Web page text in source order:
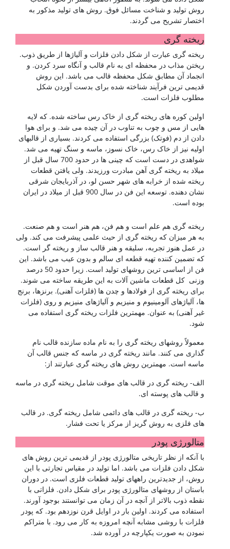
روش تولید و شناخت مسائل فوق. روش های تولید مذکور به
اختصار تشریح می گردند.
ریخته گری
ریخته گری عبارت از شکل دادن فلزات و آلیاژها از طریق ذوب.
ریختن مذاب در محفظه ای به نام قالب و آنگاه سرد کردن. و
انجماد آن مطابق شکل محفظه قالب می باشد. این روش
قدیمی ترین فرآیند شناخته شده برای بدست آوردن شکل
مطلوب فلزات است.
اولین کوره های ریخته گری از خاک رس ساخته شده. که لایه
هایی از مس و چوب به تناوب در آن چیده می شد. و برای هوا
دادن از دم (فوتک) بزرگی استفاده می کردند. بسیاری از قالبهای
اولیه نیز از خاک رس، خاک نسوز، ماسه و سنگ تهیه می شد.
شواهدی در دست است که چینی ها در حدود 700 سال قبل از
میلاد به ریخته گری آهن مبادرت ورزیدند. ولی یافتن قطعات
ریخته شده از خرابه های شهر حسن لو، در آذربایجان شرقی
نشان دهنده. توسعه این فن در سال 900 قبل از میلاد در ایران
بوده است.
ریخته گری هم علم است و هم فن، هم هنر است و هم صنعت.
به هر میزان که ریخته گری از حیث علمی پیشرفت می کند. ولی
در عمل هنوز تجربه، سلیقه و هنر قالب ساز و ریخته گر است.
که تضمین کننده تهیه قطعه ای سالم و بدون عیب می باشد. این
فن از اساسی ترین روشهای تولید است. زیرا حدود 50 درصد
وزنی کل قطعات ماشین آلات به این طریقه ساخته می شوند.
برای ریخته گری از فولادها و چدن ها (فلزات آهنی). برنزها، برنج
ها، آلیاژهای آلومینیوم و منیزیم و آلیاژهای منیزیم و روی (فلزات
غیر آهنی) به عنوان. مهمترین فلزات ریخته گری استفاده می
شود.
معمولاً روشهای ریخته گری را به نام ماده سازنده قالب نام
گذاری می کنند. مانند ریخته گری در ماسه که جنس قالب آن
ماسه است. مهمترین روش های ریخته گری عبارتند از:
الف- ریخته گری در قالب های موقت شامل ریخته گری در ماسه
و قالب های پوسته ای.
ب- ریخته گری در قالب های دائمی شامل ریخته گری. در قالب
های فلزی به روش گریز از مرکز یا تحت فشار.
متالورژی پودر
با آنکه از نظر تاریخی متالورژی پودر از قدیمی ترین روش های
شکل دادن فلزات می باشد. اما تولید در مقیاس تجارتی با این
روش، از جدیدترین راههای تولید قطعات فلزی است. در دوران
باستان از روشهای متالورژی پودر برای شکل دادن. فلزاتی با
نقطه ذوب بالاتر از آنچه در آن زمان می توانستند بوجود آورند.
استفاده می کردند. اولین بار در اوایل قرن نوزدهم بود. که پودر
فلزات با روشی مشابه آنچه امروزه به کار می رود. با متراکم
نمودن به صورت یکپارچه در آورده شد.